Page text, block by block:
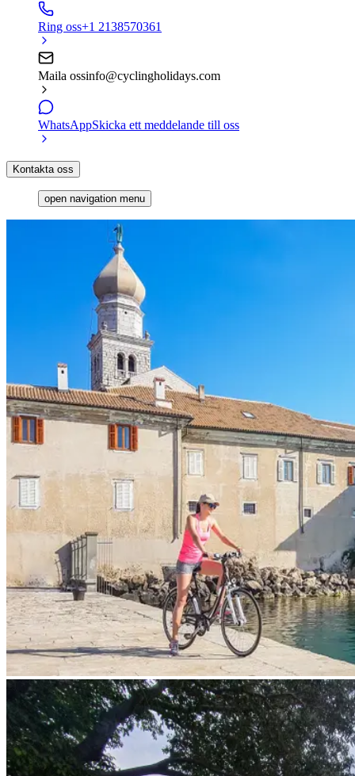
Ring oss+1 2138570361
Maila ossinfo@cyclingholidays.com
WhatsAppSkicka ett meddelande till oss
Kontakta oss
open navigation menu